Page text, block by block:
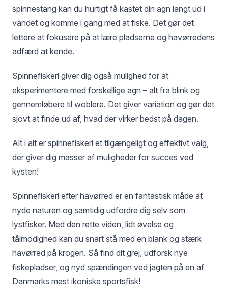
spinnestang kan du hurtigt få kastet din agn langt ud i
vandet og komme i gang med at fiske. Det gør det
lettere at fokusere på at lære pladserne og havørredens
adfærd at kende.
Spinnefiskeri giver dig også mulighed for at
eksperimentere med forskellige agn – alt fra blink og
gennemløbere til woblere. Det giver variation og gør det
sjovt at finde ud af, hvad der virker bedst på dagen.
Alt i alt er spinnefiskeri et tilgængeligt og effektivt valg,
der giver dig masser af muligheder for succes ved
kysten!
Spinnefiskeri efter havørred er en fantastisk måde at
nyde naturen og samtidig udfordre dig selv som
lystfisker. Med den rette viden, lidt øvelse og
tålmodighed kan du snart stå med en blank og stærk
havørred på krogen. Så find dit grej, udforsk nye
fiskepladser, og nyd spændingen ved jagten på en af
Danmarks mest ikoniske sportsfisk!